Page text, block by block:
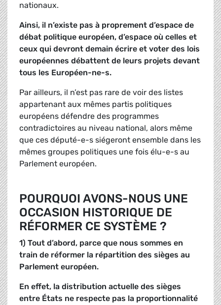
nationaux.
Ainsi, il n’existe pas à proprement d’espace de
débat politique européen, d’espace où celles et
ceux qui devront demain écrire et voter des lois
européennes débattent de leurs projets devant
tous les Européen-ne-s.
Par ailleurs, il n’est pas rare de voir des listes
appartenant aux mêmes partis politiques
européens défendre des programmes
contradictoires au niveau national, alors même
que ces député-e-s siégeront ensemble dans les
mêmes groupes politiques une fois élu-e-s au
Parlement européen.
POURQUOI AVONS-NOUS UNE
OCCASION HISTORIQUE DE
RÉFORMER CE SYSTÈME ?
1) Tout d’abord, parce que nous sommes en
train de réformer la répartition des sièges au
Parlement européen.
En effet, la distribution actuelle des sièges
entre États ne respecte pas la proportionnalité